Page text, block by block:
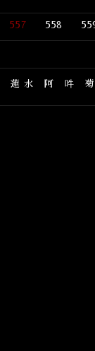
557 558
蓮水 阿 吽